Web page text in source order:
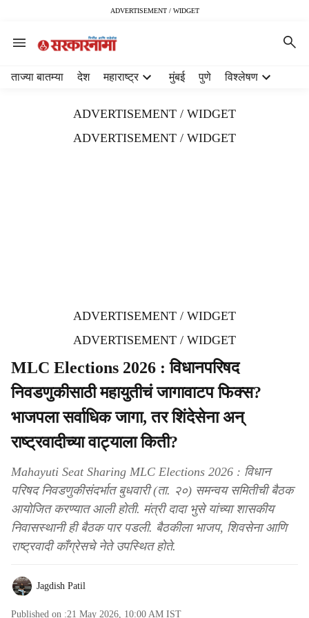
ADVERTISEMENT / WIDGET
ताज्या बातम्या देश महाराष्ट्र मुंबई पुणे विश्लेषण
ADVERTISEMENT / WIDGET
ADVERTISEMENT / WIDGET
ADVERTISEMENT / WIDGET
ADVERTISEMENT / WIDGET
MLC Elections 2026 : विधानपरिषद
निवडणुकीसाठी महायुतीचं जागावाटप फिक्स?
भाजपला सर्वाधिक जागा, तर शिंदेसेना अन्
राष्ट्रवादीच्या वाट्याला किती?
Mahayuti Seat Sharing MLC Elections 2026 : विधान
परिषद निवडणुकीसंदर्भात बुधवारी (ता. २०) समन्वय समितीची बैठक
आयोजित करण्यात आली होती. मंत्री दादा भुसे यांच्या शासकीय
निवासस्थानी ही बैठक पार पडली. बैठकीला भाजप, शिवसेना आणि
राष्ट्रवादी काँग्रेसचे नेते उपस्थित होते.
Jagdish Patil
Published on :21 May 2026, 10:00 AM IST